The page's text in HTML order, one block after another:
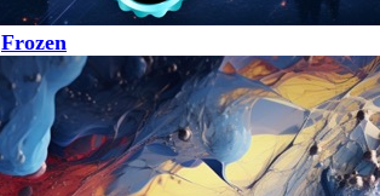
Frozen